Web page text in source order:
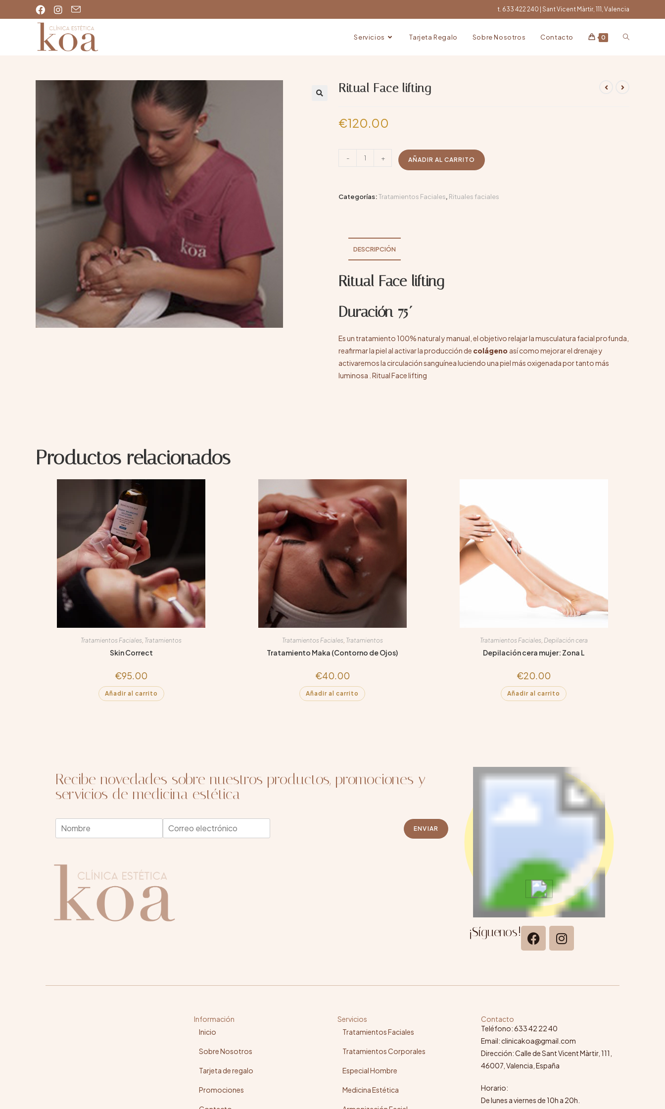
t. 633 422 240 | Sant Vicent Màrtir, 111, Valencia
Servicios Tarjeta Regalo Sobre Nosotros Contacto 0
Ritual Face lifting
€120.00
- + AÑADIR AL CARRITO
Categorías:Tratamientos Faciales, Rituales faciales
DESCRIPCIÓN
Ritual Face lifting
Duración 75´
Es un tratamiento 100% natural y manual, el objetivo relajar la musculatura facial profunda,
reafirmar la piel al activar la producción de colágeno así como mejorar el drenaje y
activaremos la circulación sanguínea luciendo una piel más oxigenada por tanto más
luminosa . Ritual Face lifting
Productos relacionados
Tratamientos Faciales, Tratamientos
Skin Correct
€95.00
Añadir al carrito
Tratamientos Faciales, Tratamientos
Tratamiento Maka (Contorno de Ojos)
€40.00
Añadir al carrito
Tratamientos Faciales, Depilación cera
Depilación cera mujer: Zona L
€20.00
Añadir al carrito
Recibe novedades sobre nuestros productos, promociones y
servicios de medicina estética
N
m
e
i
N
r
E
m
*
ENVIAR
¡Síguenos!
Información
Inicio
Sobre Nosotros
Tarjeta de regalo
Promociones
Servicios
Tratamientos Faciales
Tratamientos Corporales
Especial Hombre
Medicina Estética
Contacto
Teléfono: 633 42 22 40
Email: clinicakoa@gmail.com
Dirección: Calle de Sant Vicent Màrtir, 111,
46007, Valencia, España
Horario:
De lunes a viernes de 10h a 20h.